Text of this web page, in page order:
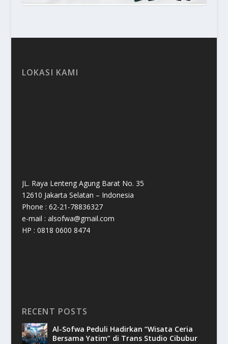
LOKASI KAMI
JL. Raya Lenteng Agung Barat No. 35
12610 Jakarta Selatan – Indonesia
Phone : 62-21-78836327
e-mail : alsofwa@gmail.com
HP : 0818 0600 8474
RECENT POSTS
Al-Sofwa Peduli Hadirkan “Wisata Ceria
Bersama Yatim” di Trans Studio Cibubur